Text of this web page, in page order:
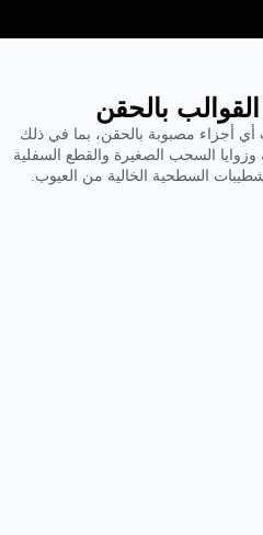
بالحقن
أجزاء مصبوبة بالحقن، بما في ذلك
السحب الصغيرة والقطع السفلية
السطحية الخالية من العيوب.